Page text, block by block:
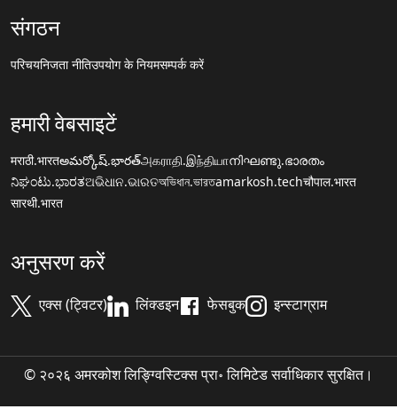
संगठन
परिचयनिजता नीतिउपयोग के नियमसम्पर्क करें
हमारी वेबसाइटें
मराठी.भारतఅమర్కోష్.భారత్அகராதி.இந்தியாനിഘണ്ടു.ഭാരതം
ನಿಘಂಟು.ಭಾರತଅଭିଧାନ.ଭାରତঅভিধান.ভারতamarkosh.techचौपाल.भारत
सारथी.भारत
अनुसरण करें
एक्स (ट्विटर) लिंक्डइन फेसबुक इन्स्टाग्राम
© २०२६ अमरकोश लिङ्ग्विस्टिक्स प्रा॰ लिमिटेड सर्वाधिकार सुरक्षित।